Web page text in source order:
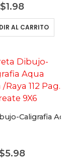
$1.98
AL CARRITO
Caligrafia
$5.98